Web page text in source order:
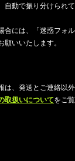
自動で振り分けられ
には、「迷惑フォル
いいたします。
は、発送とご連絡以
取扱いについてをご